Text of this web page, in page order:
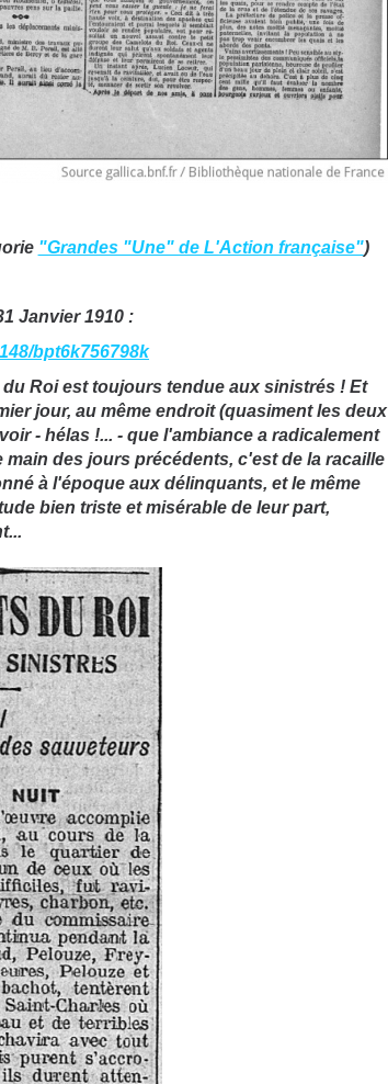
"Grandes "Une" de L'Action française")
Janvier 1910 :
bpt6k756798k
Roi est toujours tendue aux sinistrés ! Et
jour, au même endroit (quasiment les deux
- hélas !... - que l'ambiance a radicalement
des jours précédents, c'est de la racaille
à l'époque aux délinquants, et le même
bien triste et misérable de leur part,